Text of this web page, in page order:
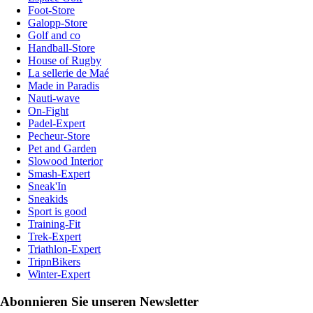
Foot-Store
Galopp-Store
Golf and co
Handball-Store
House of Rugby
La sellerie de Maé
Made in Paradis
Nauti-wave
On-Fight
Padel-Expert
Pecheur-Store
Pet and Garden
Slowood Interior
Smash-Expert
Sneak'In
Sneakids
Sport is good
Training-Fit
Trek-Expert
Triathlon-Expert
TripnBikers
Winter-Expert
Abonnieren Sie unseren Newsletter